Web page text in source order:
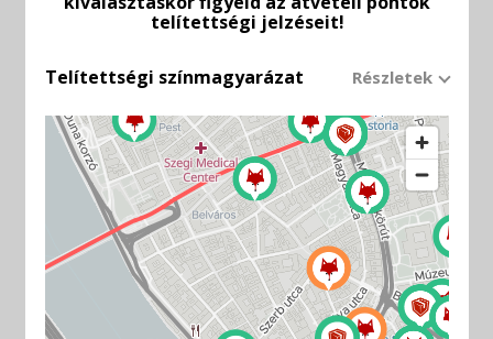
Pedagógusoknak
Szülőknek
Gyereksarok
Alapítvány
Filmtár
Vásár